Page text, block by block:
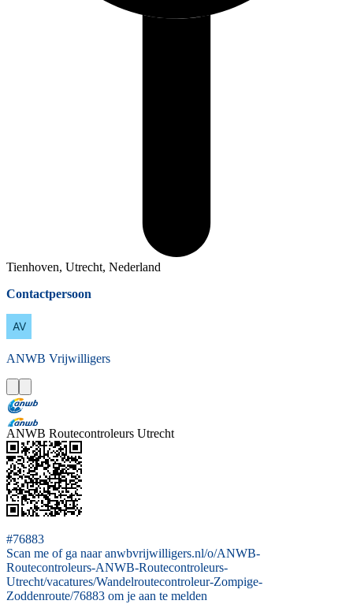
Tienhoven, Utrecht, Nederland
Contactpersoon
ANWB Vrijwilligers
ANWB Routecontroleurs Utrecht
#76883
Scan me of ga naar anwbvrijwilligers.nl/o/ANWB-
Routecontroleurs-ANWB-Routecontroleurs-
Utrecht/vacatures/Wandelroutecontroleur-Zompige-
Zoddenroute/76883 om je aan te melden